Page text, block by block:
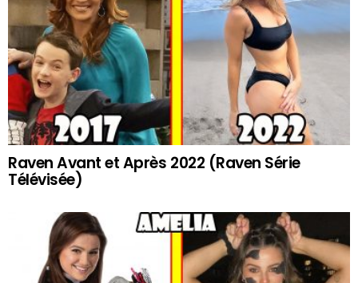
Raven Avant et Après 2022 (Raven Série
Télévisée)